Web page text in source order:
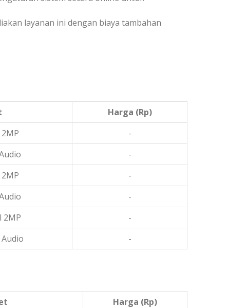
layanan ini dengan biaya tambahan
Harga (Rp)
-
-
-
-
2MP
-
-
Harga (Rp)